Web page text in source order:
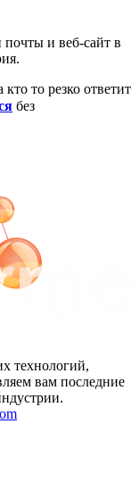
почты и веб-сайт в
кто то резко ответит
без
технологий,
вам последние